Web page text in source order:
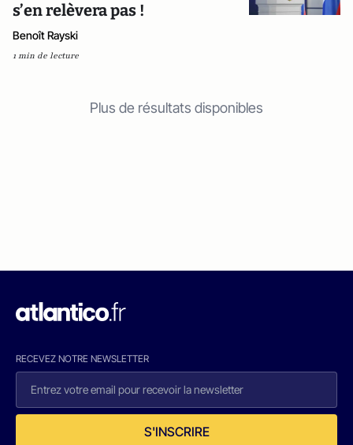
s’en relèvera pas !
Benoît Rayski
1 min de lecture
Plus de résultats disponibles
RECEVEZ NOTRE NEWSLETTER
S'INSCRIRE